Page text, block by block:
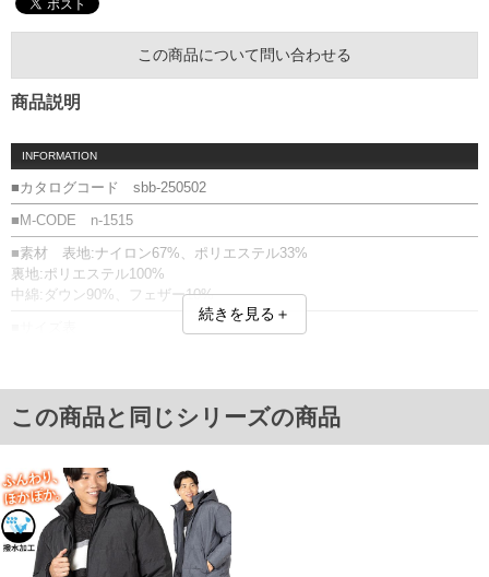
この商品について問い合わせる
商品説明
INFORMATION
■カタログコード sbb-250502
■M-CODE n-1515
■素材 表地:ナイロン67%、ポリエステル33%
裏地:ポリエステル100%
中綿:ダウン90%、フェザー10%
4L/60/66/156/80
5L/62/67/166/82
6L/64/68/176/84
単位はcm
※【返品交換について】
返品交換希望の方は、商品到着後1週間以内にご連絡ください。
下着(肌着)やワイシャツは商品の性質上、返品交換不可とさせて頂いております。予め
ご了承くださいませ。
続きを見る＋
この商品と同じシリーズの商品